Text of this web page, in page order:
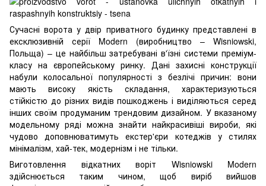
Сучасні ворота у двір приватного будинку представлені в
ексклюзивній серії Modern (виробництво – Wisniowski,
Польща) – це найбільш затребувані в'їзні системи преміум-
класу на європейському ринку. Дані захисні конструкції
набули колосальної популярності з безлічі причин: вони
мають високу якість складання, характеризуються
стійкістю до різних видів пошкоджень і виділяються серед
інших своїм продуманим трендовим дизайном. У вказаному
модельному ряді можна знайти найкрасивіші вироби, які
чудово доповнюватимуть екстер'єри котеджів у стилях
мінімалізм, хай-тек, модернізм і не тільки.
Виготовлення відкатних воріт WisniowskiModern
здійснюється таким чином, щоб виріб вийшов